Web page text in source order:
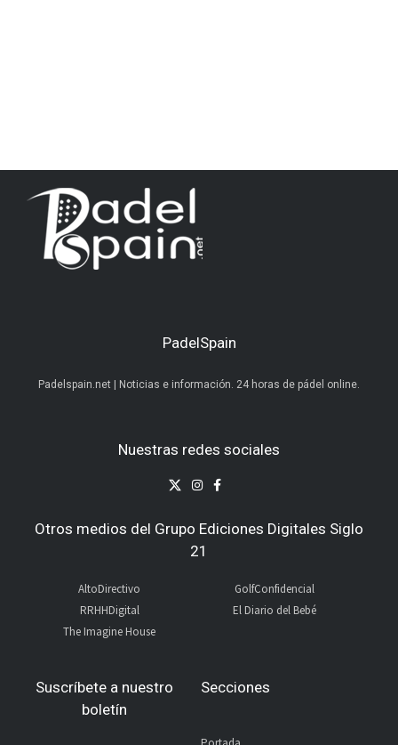
PadelSpain
Padelspain.net | Noticias e información. 24 horas de pádel online.
Nuestras redes sociales
Otros medios del Grupo Ediciones Digitales Siglo
21
AltoDirectivo
RRHHDigital
The Imagine House
GolfConfidencial
El Diario del Bebé
Suscríbete a nuestro
boletín
Secciones